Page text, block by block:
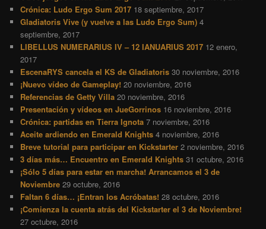
Crónica: Ludo Ergo Sum 2017 18 septiembre, 2017
Gladiatoris Vive (y vuelve a las Ludo Ergo Sum) 4
septiembre, 2017
LIBELLUS NUMERARIUS IV – 12 IANUARIUS 2017 12 enero,
2017
EscenaRYS cancela el KS de Gladiatoris 30 noviembre, 2016
¡Nuevo vídeo de Gameplay! 20 noviembre, 2016
Referencias de Getty Villa 20 noviembre, 2016
Presentación y vídeos en JueGorrinos 16 noviembre, 2016
Crónica: partidas en Tierra Ignota 7 noviembre, 2016
Aceite ardiendo en Emerald Knights 4 noviembre, 2016
Breve tutorial para participar en Kickstarter 2 noviembre, 2016
3 días más… Encuentro en Emerald Knights 31 octubre, 2016
¡Sólo 5 días para estar en marcha! Arrancamos el 3 de
Noviembre 29 octubre, 2016
Faltan 6 días… ¡Entran los Acróbatas! 28 octubre, 2016
¡Comienza la cuenta atrás del Kickstarter el 3 de Noviembre!
27 octubre, 2016